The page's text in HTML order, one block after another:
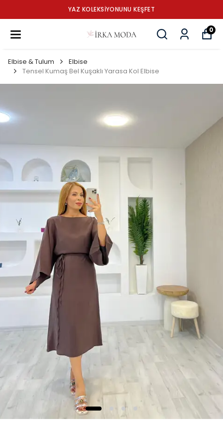
YAZ KOLEKSİYONUNU KEŞFET
0
Elbise & Tulum
Elbise
Tensel Kumaş Bel Kuşaklı Yarasa Kol Elbise